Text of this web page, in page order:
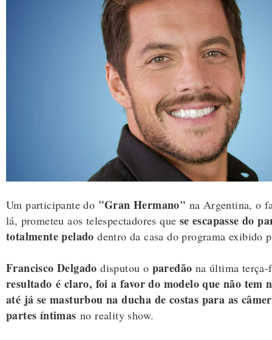
Um participante do "Gran Hermano" na Argentina, o
lá, prometeu aos telespectadores que se escapasse do
totalmente pelado dentro da casa do programa exibido
Francisco Delgadodisputou o paredão na última
resultado é claro, foi a favor do modelo que não tem
até já se masturbou na ducha de costas para as
partes íntimasno reality show.